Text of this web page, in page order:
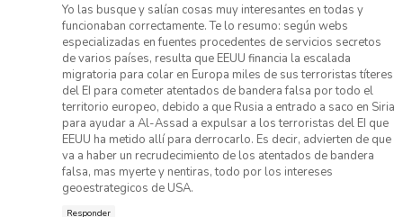
Yo las busque y salían cosas muy interesantes en todas y
funcionaban correctamente. Te lo resumo: según webs
especializadas en fuentes procedentes de servicios secretos
de varios países, resulta que EEUU financia la escalada
migratoria para colar en Europa miles de sus terroristas títeres
del EI para cometer atentados de bandera falsa por todo el
territorio europeo, debido a que Rusia a entrado a saco en Siria
para ayudar a Al-Assad a expulsar a los terroristas del EI que
EEUU ha metido allí para derrocarlo. Es decir, advierten de que
va a haber un recrudecimiento de los atentados de bandera
falsa, mas myerte y nentiras, todo por los intereses
geoestrategicos de USA.
Responder